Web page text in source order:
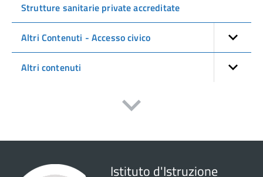
Strutture sanitarie private accreditate
Altri Contenuti - Accesso civico
Altri contenuti
Istituto d'Istruzione